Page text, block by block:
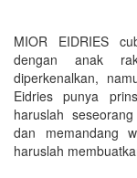
MIOR EIDRIES
dengan anak
diperkenalkan,
Eidries punya
haruslah
dan memandang
haruslah